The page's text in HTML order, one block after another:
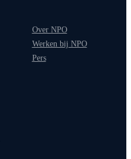
Over NPO
Werken bij NPO
Pers